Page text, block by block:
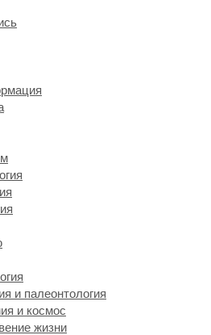
и палеонтология
и космос
жизни